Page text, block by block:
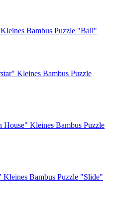
Kleines Bambus Puzzle "Ball"
Kleines Bambus Puzzle
Kleines Bambus Puzzle
Kleines Bambus Puzzle "Slide"